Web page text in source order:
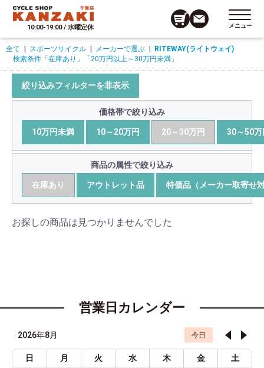
10:00-19:00 / 水曜定休 メニュー
全て スポーツサイクル メーカーで選ぶ
RITEWAY(ライトウェイ)
検索条件 「在庫あり」 「20万円以上～30万円未満」
絞り込みフィルターを非表示
価格帯で絞り込み
10万円未満 10～20万円 20～30万円 30～50万
商品の属性で絞り込み
在庫あり アウトレット品 特価品（メーカー取寄せ
お探しの商品は見つかりませんでした
営業日カレンダー
2026年8月 今日
日 月 火 水 木 金 土